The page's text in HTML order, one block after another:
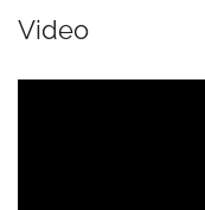
Video